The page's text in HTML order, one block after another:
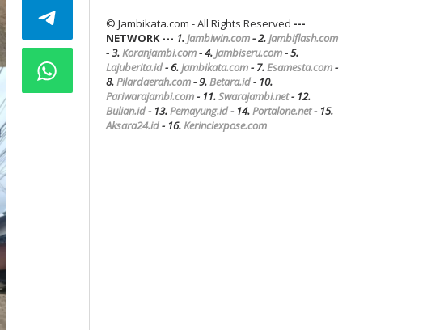
© Jambikata.com - All Rights Reserved ---
NETWORK --- 1.Jambiwin.com- 2.Jambiflash.com
- 3.Koranjambi.com- 4.Jambiseru.com- 5.
Lajuberita.id- 6.Jambikata.com- 7.Esamesta.com-
8.Pilardaerah.com- 9.Betara.id- 10.
Pariwarajambi.com- 11.Swarajambi.net- 12.
Bulian.id- 13.Pemayung.id- 14.Portalone.net- 15.
Aksara24.id- 16.Kerinciexpose.com